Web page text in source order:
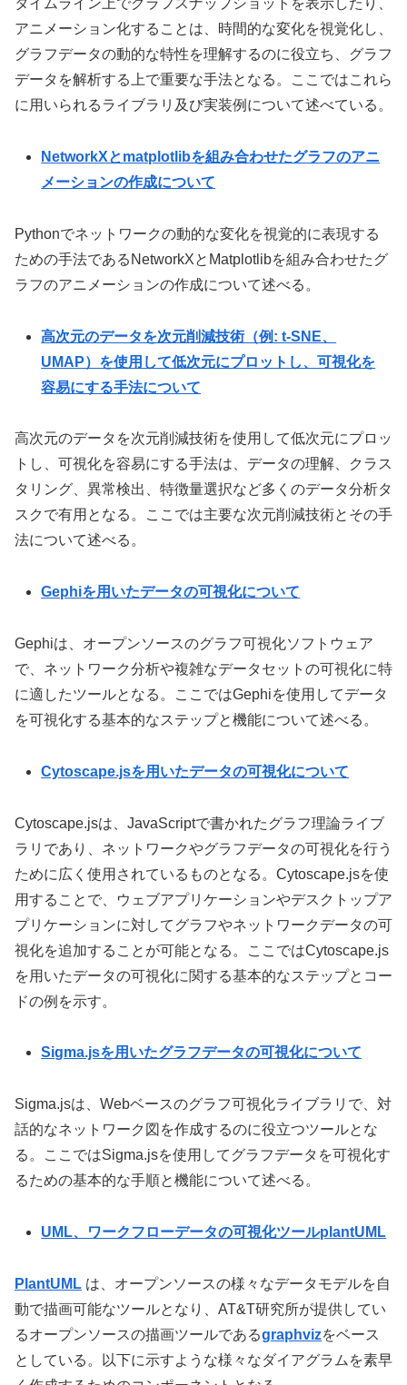
タイムライン上でグラフスナップショットを表示したり、
アニメーション化することは、時間的な変化を視覚化し、
グラフデータの動的な特性を理解するのに役立ち、グラフ
データを解析する上で重要な手法となる。ここではこれら
に用いられるライブラリ及び実装例について述べている。
NetworkXとmatplotlibを組み合わせたグラフのアニ
メーションの作成について
Pythonでネットワークの動的な変化を視覚的に表現する
ための手法であるNetworkXとMatplotlibを組み合わせたグ
ラフのアニメーションの作成について述べる。
高次元のデータを次元削減技術（例: t-SNE、
UMAP）を使用して低次元にプロットし、可視化を
容易にする手法について
高次元のデータを次元削減技術を使用して低次元にプロッ
トし、可視化を容易にする手法は、データの理解、クラス
タリング、異常検出、特徴量選択など多くのデータ分析タ
スクで有用となる。ここでは主要な次元削減技術とその手
法について述べる。
Gephiを用いたデータの可視化について
Gephiは、オープンソースのグラフ可視化ソフトウェア
で、ネットワーク分析や複雑なデータセットの可視化に特
に適したツールとなる。ここではGephiを使用してデータ
を可視化する基本的なステップと機能について述べる。
Cytoscape.jsを用いたデータの可視化について
Cytoscape.jsは、JavaScriptで書かれたグラフ理論ライブ
ラリであり、ネットワークやグラフデータの可視化を行う
ために広く使用されているものとなる。Cytoscape.jsを使
用することで、ウェブアプリケーションやデスクトップア
プリケーションに対してグラフやネットワークデータの可
視化を追加することが可能となる。ここではCytoscape.js
を用いたデータの可視化に関する基本的なステップとコー
ドの例を示す。
Sigma.jsを用いたグラフデータの可視化について
Sigma.jsは、Webベースのグラフ可視化ライブラリで、対
話的なネットワーク図を作成するのに役立つツールとな
る。ここではSigma.jsを使用してグラフデータを可視化す
るための基本的な手順と機能について述べる。
UML、ワークフローデータの可視化ツールplantUML
PlantUML は、オープンソースの様々なデータモデルを自
動で描画可能なツールとなり、AT&T研究所が提供してい
るオープンソースの描画ツールであるgraphvizをベース
としている。以下に示すような様々なダイアグラムを素早